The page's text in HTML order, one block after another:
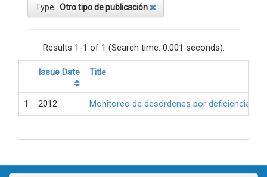
Type: Otro tipo de publicación
Results 1-1 of 1 (Search time: 0.001 seconds).
Issue Date Title
1 2012 Monitoreo de desórdenes por deficiencia